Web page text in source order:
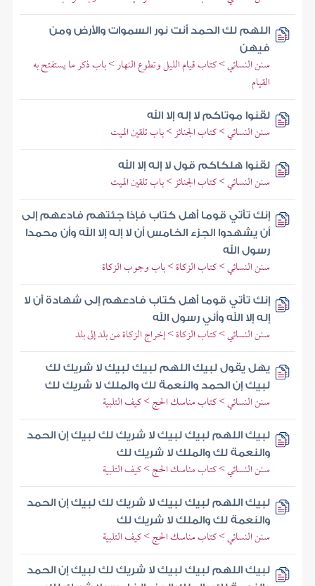
اللهم لك الحمد أنت نور السموات والأرض ومن
فيهن
سنن النسائي > كتاب قيام الليل وتطوع النهار > باب ذكر ما يستفتح به
القيام
لقنوا موتاكم لا إله إلا الله
سنن النسائي > كتاب الجنائز > باب تلقين الميت
لقنوا هلكاكم قول لا إله إلا الله
سنن النسائي > كتاب الجنائز > باب تلقين الميت
إنك تأتي قوما أهل كتاب فإذا جئتهم فادعهم إلى
أن يشهدوا الجزء الخامس أن لا إله إلا الله وأن محمدا
رسول الله
سنن النسائي > كتاب الزكاة > باب وجوب الزكاة
إنك تأتي قوما أهل كتاب فادعهم إلى شهادة أن لا
إله إلا الله وأني رسول الله
سنن النسائي > كتاب الزكاة > إخراج الزكاة من بلد إلى بلد
يهل يقول لبيك اللهم لبيك لبيك لا شريك لك
لبيك إن الحمد والنعمة لك والملك لا شريك لك
سنن النسائي > كتاب مناسك الحج > كيف التلبية
لبيك اللهم لبيك لبيك لا شريك لك لبيك إن الحمد
والنعمة لك والملك لا شريك لك
سنن النسائي > كتاب مناسك الحج > كيف التلبية
لبيك اللهم لبيك لبيك لا شريك لك لبيك إن الحمد
والنعمة لك والملك لا شريك لك
سنن النسائي > كتاب مناسك الحج > كيف التلبية
لبيك اللهم لبيك لبيك لا شريك لك لبيك إن الحمد